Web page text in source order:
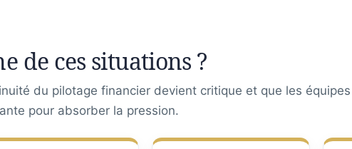
de ces situations ?
du pilotage financier devient critique et que les équipes
pour absorber la pression.